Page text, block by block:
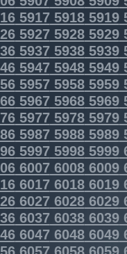
591759185919
592759285929
593759385939
594759485949
595759585959
596759685969
597759785979
598759885989
599759985999
600760086009
601760186019
602760286029
603760386039
604760486049